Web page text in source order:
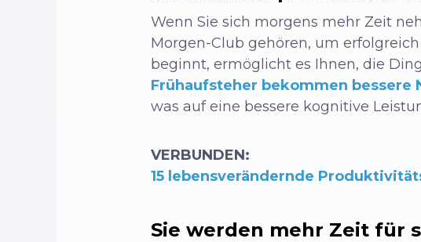
Wenn Sie sich morgens mehr Zeit
Morgen-Club gehören, um
beginnt, ermöglicht es Ihnen, die
Frühaufsteher bekommen bessere
was auf eine bessere kognitive
VERBUNDEN:
15 lebensverändernde
Sie werden mehr Zeit für